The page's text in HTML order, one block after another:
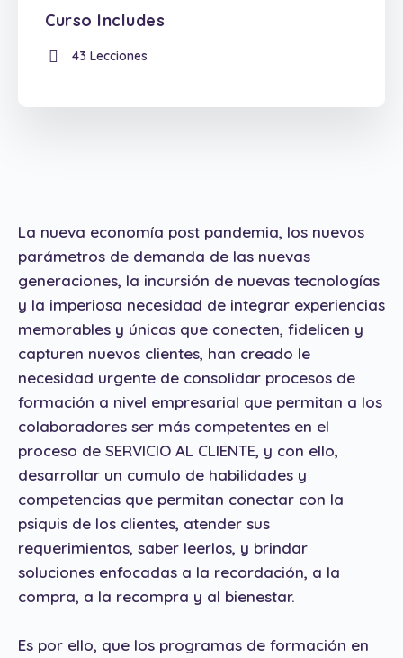
La nueva economía post pandemia, los nuevos
parámetros de demanda de las nuevas
generaciones, la incursión de nuevas tecnologías
y la imperiosa necesidad de integrar experiencias
memorables y únicas que conecten, fidelicen y
capturen nuevos clientes, han creado le
necesidad urgente de consolidar procesos de
formación a nivel empresarial que permitan a los
colaboradores ser más competentes en el
proceso de SERVICIO AL CLIENTE, y con ello,
desarrollar un cumulo de habilidades y
competencias que permitan conectar con la
psiquis de los clientes, atender sus
requerimientos, saber leerlos, y brindar
soluciones enfocadas a la recordación, a la
compra, a la recompra y al bienestar.
Es por ello, que los programas de formación en
Curso Includes
43 Lecciones